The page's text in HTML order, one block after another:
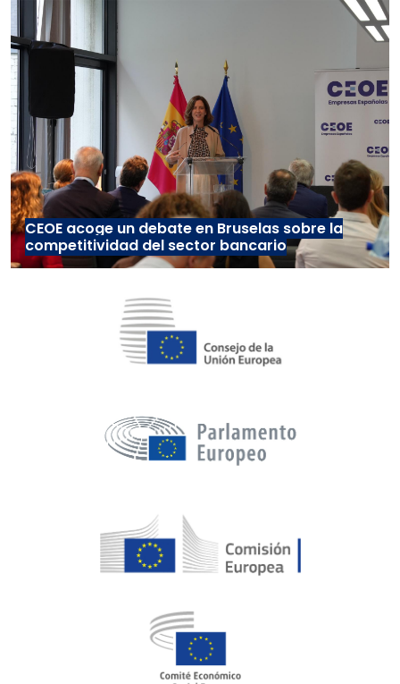
CEOE acoge un debate en Bruselas sobre la
competitividad del sector bancario